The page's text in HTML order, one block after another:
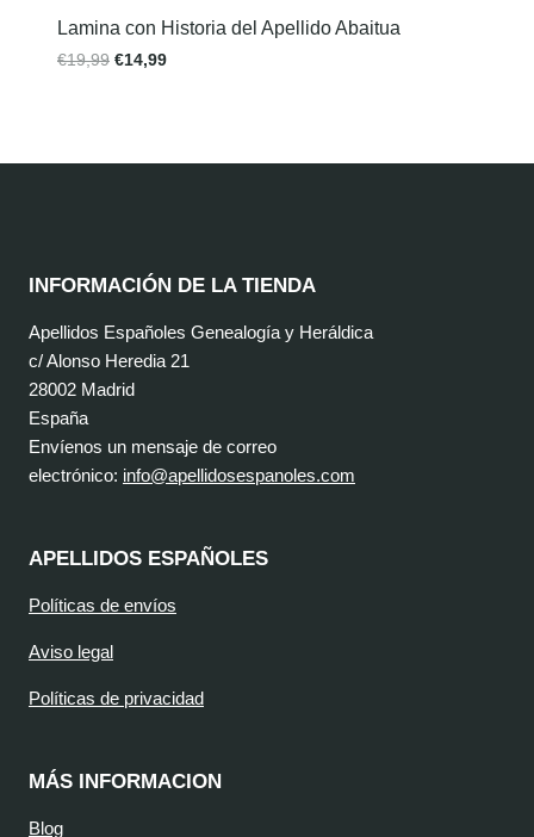
Lamina con Historia del Apellido Abaitua
€19,99 €14,99
INFORMACIÓN DE LA TIENDA
Apellidos Españoles Genealogía y Heráldica
c/ Alonso Heredia 21
28002 Madrid
España
Envíenos un mensaje de correo
electrónico: info@apellidosespanoles.com
APELLIDOS ESPAÑOLES
Políticas de envíos
Aviso legal
Políticas de privacidad
MÁS INFORMACION
Blog